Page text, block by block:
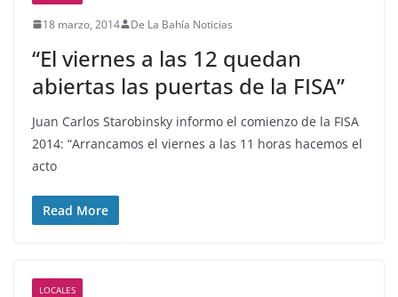
18 marzo, 2014 De La Bahía Noticias
“El viernes a las 12 quedan
abiertas las puertas de la FISA”
Juan Carlos Starobinsky informo el comienzo de la FISA
2014: “Arrancamos el viernes a las 11 horas hacemos el
acto
Read More
LOCALES